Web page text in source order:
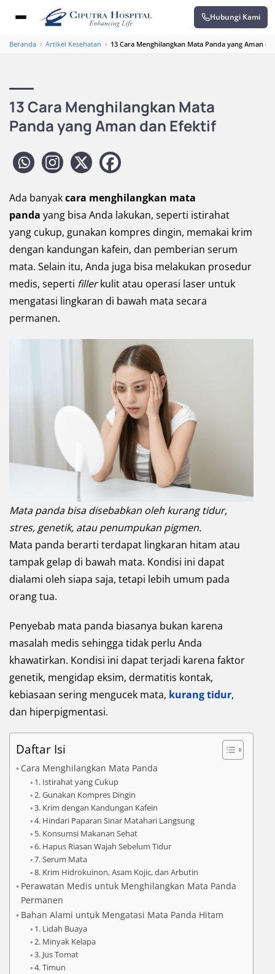
Hubungi Kami
Beranda › Artikel Kesehatan › 13 Cara Menghilangkan Mata Panda yang Aman
13 Cara Menghilangkan Mata
Panda yang Aman dan Efektif
Ada banyakcara menghilangkan mata
panda yang bisa Anda lakukan, seperti istirahat
yang cukup, gunakan kompres dingin, memakai krim
dengan kandungan kafein, dan pemberian serum
mata. Selain itu, Anda juga bisa melakukan prosedur
medis, seperti fillerkulit atau operasi laser untuk
mengatasi lingkaran di bawah mata secara
permanen.
Mata panda bisa disebabkan oleh kurang tidur,
stres, genetik, atau penumpukan pigmen.
Mata panda berarti terdapat lingkaran hitam atau
tampak gelap di bawah mata. Kondisi ini dapat
dialami oleh siapa saja, tetapi lebih umum pada
orang tua.
Penyebab mata panda biasanya bukan karena
masalah medis sehingga tidak perlu Anda
khawatirkan. Kondisi ini dapat terjadi karena faktor
genetik, mengidap eksim, dermatitis kontak,
kebiasaan sering mengucek mata, kurang tidur,
dan hiperpigmentasi.
Daftar Isi
Cara Menghilangkan Mata Panda
1. Istirahat yang Cukup
2. Gunakan Kompres Dingin
3. Krim dengan Kandungan Kafein
4. Hindari Paparan Sinar Matahari Langsung
5. Konsumsi Makanan Sehat
6. Hapus Riasan Wajah Sebelum Tidur
7. Serum Mata
8. Krim Hidrokuinon, Asam Kojic, dan Arbutin
Perawatan Medis untuk Menghilangkan Mata Panda
Permanen
Bahan Alami untuk Mengatasi Mata Panda Hitam
1. Lidah Buaya
2. Minyak Kelapa
3. Jus Tomat
4. Timun